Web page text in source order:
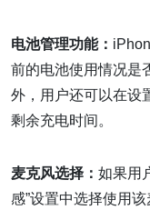
电池管理功能：
前的电池使用情况是
外，用户还可以在设
剩余充电时间。
麦克风选择： 如果用
感”设置中选择使用该